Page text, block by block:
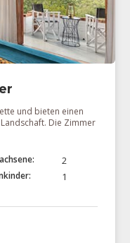
und bieten einen
Die Zimmer
2
1